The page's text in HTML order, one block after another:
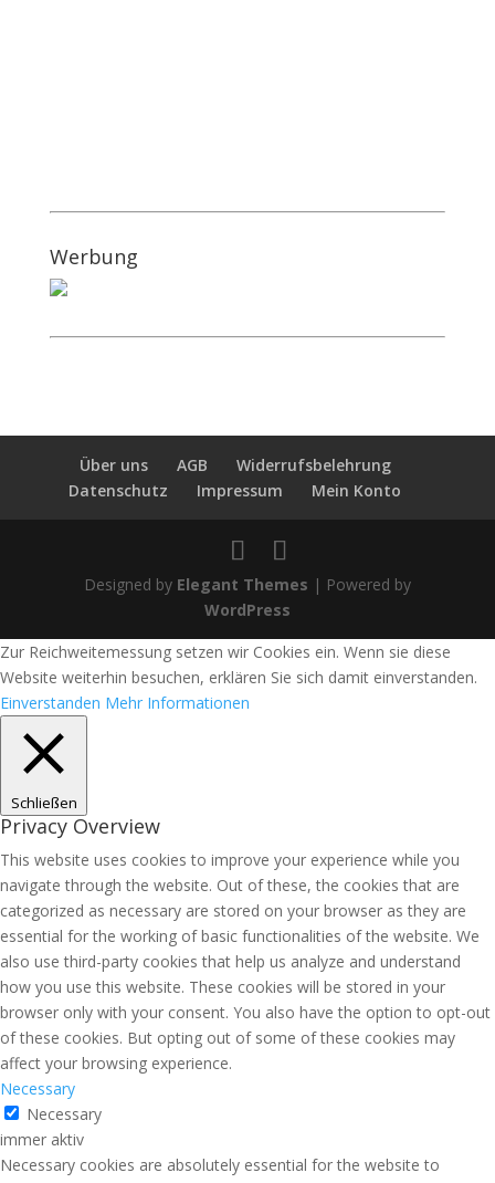
Werbung
Über uns AGB
Widerrufsbelehrung
Datenschutz
Impressum Mein Konto
Designed by Elegant Themes | Powered by
WordPress
Zur Reichweitemessung setzen wir Cookies ein. Wenn sie diese
Website weiterhin besuchen, erklären Sie sich damit einverstanden.
Einverstanden Mehr Informationen
Schließen
Privacy Overview
This website uses cookies to improve your experience while you
navigate through the website. Out of these, the cookies that are
categorized as necessary are stored on your browser as they are
essential for the working of basic functionalities of the website. We
also use third-party cookies that help us analyze and understand
how you use this website. These cookies will be stored in your
browser only with your consent. You also have the option to opt-out
of these cookies. But opting out of some of these cookies may
affect your browsing experience.
Necessary
Necessary
immer aktiv
Necessary cookies are absolutely essential for the website to